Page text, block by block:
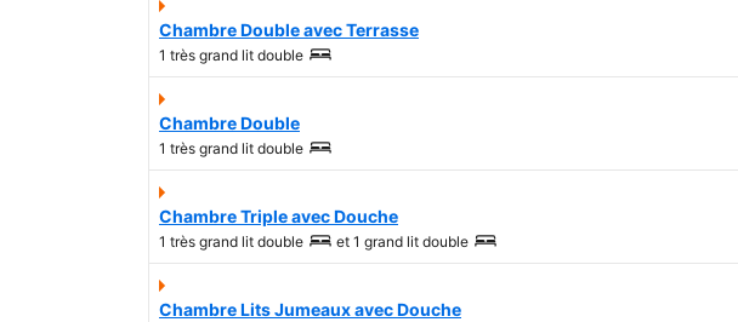
Chambre Double avec Terrasse
1 très grand lit double
Chambre Double
1 très grand lit double
Chambre Triple avec Douche
1 très grand lit double et 1 grand lit double
Chambre Lits Jumeaux avec Douche